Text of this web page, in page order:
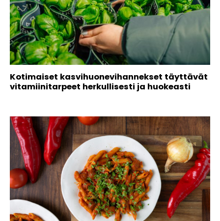
Kotimaiset kasvihuonevihannekset täyttävät
vitamiinitarpeet herkullisesti ja huokeasti